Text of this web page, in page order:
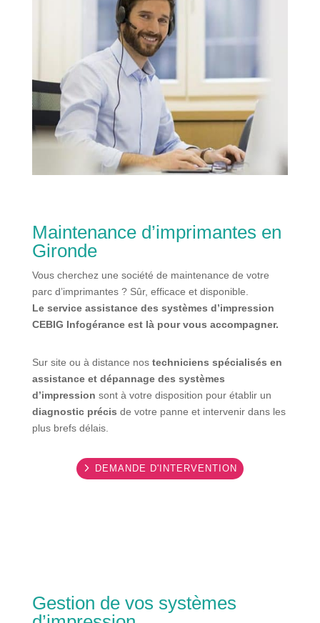
Maintenance d’imprimantes en
Gironde
Vous cherchez une société de maintenance de votre
parc d’imprimantes ? Sûr, efficace et disponible.
Le service assistance des systèmes d’impression
CEBIG Infogérance est là pour vous accompagner.
Sur site ou à distance nos techniciens spécialisés en
assistance et dépannage des systèmes
d’impression sont à votre disposition pour établir un
diagnostic précis de votre panne et intervenir dans les
plus brefs délais.
DEMANDE D'INTERVENTION
Gestion de vos systèmes